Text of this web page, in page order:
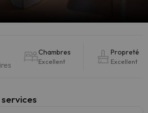
Chambres
Excellent
Propreté
Excellent